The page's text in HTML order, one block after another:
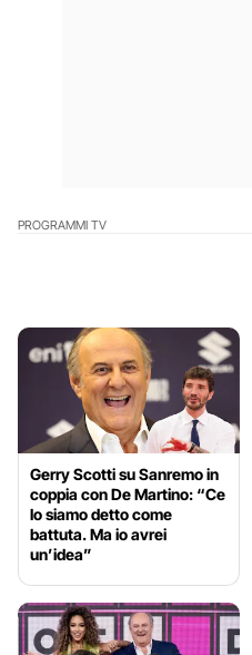
PROGRAMMI TV
Gerry Scotti su Sanremo in
coppia con De Martino: “Ce
lo siamo detto come
battuta. Ma io avrei
un’idea”